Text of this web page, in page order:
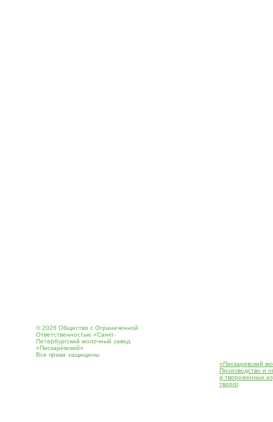
© 2026 Общество с Ограниченной
Ответственностью «Санкт-
Петербургский молочный завод
«Пискарёвский»
Все права защищены
«Пискаревский
Производство и
и твороженных
творог.